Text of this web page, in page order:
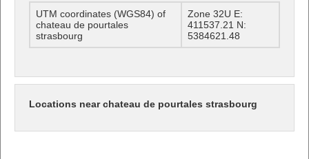
UTM coordinates (WGS84) of
chateau de pourtales
strasbourg
Zone 32U E:
411537.21 N:
5384621.48
Locations near chateau de pourtales strasbourg